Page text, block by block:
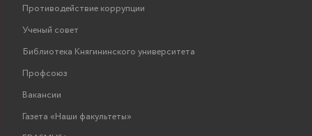
Противодействие коррупции
Ученый совет
Библиотека Княгининского университета
Профсоюз
Вакансии
Газета «Наши факультеты»